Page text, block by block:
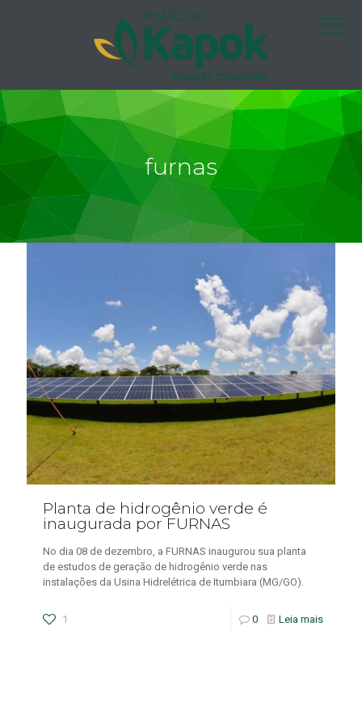
furnas
Planta de hidrogênio verde é
inaugurada por FURNAS
No dia 08 de dezembro, a FURNAS inaugurou sua planta
de estudos de geração de hidrogênio verde nas
instalações da Usina Hidrelétrica de Itumbiara (MG/GO).
1 0 Leia mais